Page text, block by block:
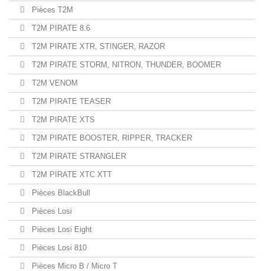
Pièces T2M
T2M PIRATE 8.6
T2M PIRATE XTR, STINGER, RAZOR
T2M PIRATE STORM, NITRON, THUNDER, BOOMER
T2M VENOM
T2M PIRATE TEASER
T2M PIRATE XTS
T2M PIRATE BOOSTER, RIPPER, TRACKER
T2M PIRATE STRANGLER
T2M PIRATE XTC XTT
Pièces BlackBull
Pièces Losi
Pièces Losi Eight
Pièces Losi 810
Pièces Micro B / Micro T